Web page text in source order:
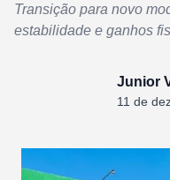
Transição para novo
estabilidade e ganhos
Junior
11 de